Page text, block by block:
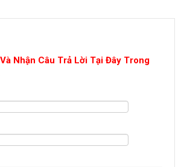
Nhận Câu Trả Lời Tại Đây Trong